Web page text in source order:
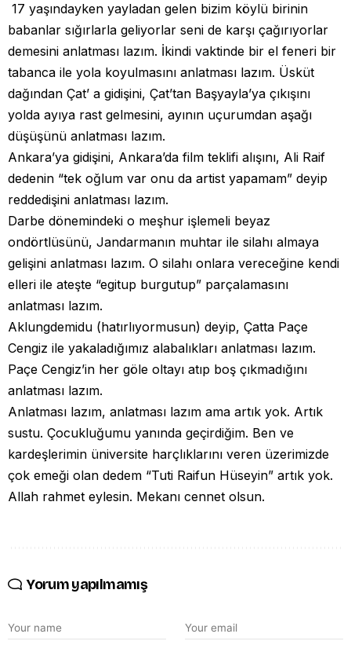
17 yaşındayken yayladan gelen bizim köylü birinin
babanlar sığırlarla geliyorlar seni de karşı çağırıyorlar
demesini anlatması lazım. İkindi vaktinde bir el feneri bir
tabanca ile yola koyulmasını anlatması lazım. Üsküt
dağından Çat’ a gidişini, Çat’tan Başyayla’ya çıkışını
yolda ayıya rast gelmesini, ayının uçurumdan aşağı
düşüşünü anlatması lazım.
Ankara’ya gidişini, Ankara’da film teklifi alışını, Ali Raif
dedenin “tek oğlum var onu da artist yapamam” deyip
reddedişini anlatması lazım.
Darbe dönemindeki o meşhur işlemeli beyaz
ondörtlüsünü, Jandarmanın muhtar ile silahı almaya
gelişini anlatması lazım. O silahı onlara vereceğine kendi
elleri ile ateşte “egitup burgutup” parçalamasını
anlatması lazım.
Aklungdemidu (hatırlıyormusun) deyip, Çatta Paçe
Cengiz ile yakaladığımız alabalıkları anlatması lazım.
Paçe Cengiz’in her göle oltayı atıp boş çıkmadığını
anlatması lazım.
Anlatması lazım, anlatması lazım ama artık yok. Artık
sustu. Çocukluğumu yanında geçirdiğim. Ben ve
kardeşlerimin üniversite harçlıklarını veren üzerimizde
çok emeği olan dedem “Tuti Raifun Hüseyin” artık yok.
Allah rahmet eylesin. Mekanı cennet olsun.
Yorum yapılmamış